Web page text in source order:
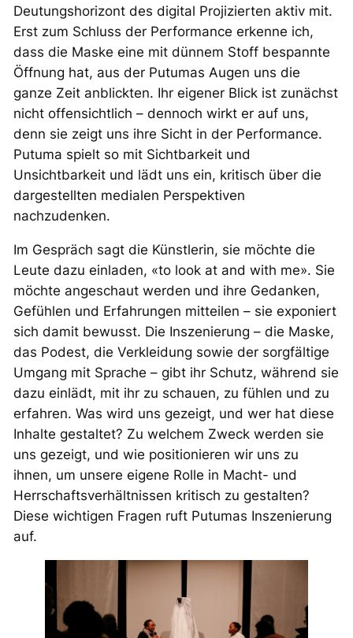
Deutungshorizont des digital Projizierten aktiv mit.
Erst zum Schluss der Performance erkenne ich,
dass die Maske eine mit dünnem Stoff bespannte
Öffnung hat, aus der Putumas Augen uns die
ganze Zeit anblickten. Ihr eigener Blick ist zunächst
nicht offensichtlich – dennoch wirkt er auf uns,
denn sie zeigt uns ihre Sicht in der Performance.
Putuma spielt so mit Sichtbarkeit und
Unsichtbarkeit und lädt uns ein, kritisch über die
dargestellten medialen Perspektiven
nachzudenken.
Im Gespräch sagt die Künstlerin, sie möchte die
Leute dazu einladen, «to look at and with me». Sie
möchte angeschaut werden und ihre Gedanken,
Gefühlen und Erfahrungen mitteilen – sie exponiert
sich damit bewusst. Die Inszenierung – die Maske,
das Podest, die Verkleidung sowie der sorgfältige
Umgang mit Sprache – gibt ihr Schutz, während sie
dazu einlädt, mit ihr zu schauen, zu fühlen und zu
erfahren. Was wird uns gezeigt, und wer hat diese
Inhalte gestaltet? Zu welchem Zweck werden sie
uns gezeigt, und wie positionieren wir uns zu
ihnen, um unsere eigene Rolle in Macht- und
Herrschaftsverhältnissen kritisch zu gestalten?
Diese wichtigen Fragen ruft Putumas Inszenierung
auf.